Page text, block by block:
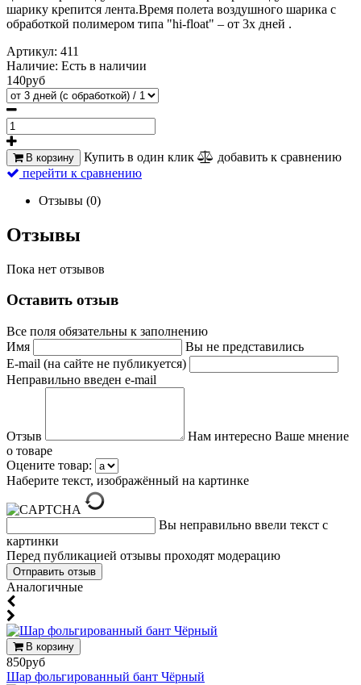
шарику крепится лента.Время полета воздушного шарика с
обработкой полимером типа "hi-float" – от 3х дней .
Артикул: 411
Наличие: Есть в наличии
140руб
В корзину Купить в один клик
добавить к сравнению
перейти к сравнению
Отзывы (0)
Отзывы
Пока нет отзывов
Оставить отзыв
Все поля обязательны к заполнению
Имя
Вы не представились
E-mail (на сайте не публикуется)
Неправильно введен e-mail
Отзыв
Нам интересно Ваше мнение
о товаре
Оцените товар:
Наберите текст, изображённый на картинке
Вы неправильно ввели текст с
картинки
Перед публикацией отзывы проходят модерацию
Аналогичные
В корзину
850руб
Шар фольгированный бант Чёрный